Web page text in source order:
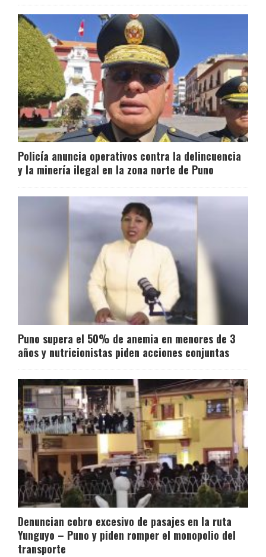
Policía anuncia operativos contra la delincuencia
y la minería ilegal en la zona norte de Puno
Puno supera el 50% de anemia en menores de 3
años y nutricionistas piden acciones conjuntas
Denuncian cobro excesivo de pasajes en la ruta
Yunguyo – Puno y piden romper el monopolio del
transporte